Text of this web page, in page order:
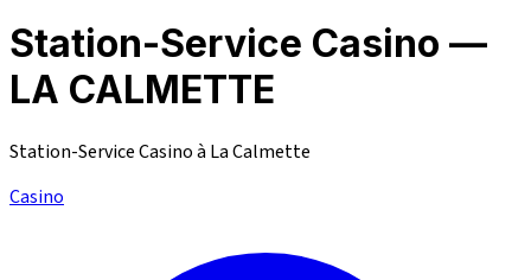
Station-Service Casino —
LA CALMETTE
Station-Service Casino à La Calmette
Casino